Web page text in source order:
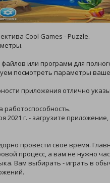
Cool Games - Puzzle.
или программ для
посмотреть параметры
приложения отлично
работоспособность.
г. - загрузите
провести свое время.
процесс, а вам не нужно
Вам выбирать - играть в